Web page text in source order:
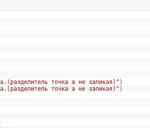
точка а не запикая)" )
точка а не запикая)" )